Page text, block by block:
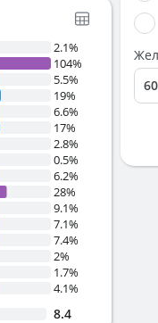
2.1%
104%
5.5%
19%
6.6%
17%
2.8%
0.5%
6.2%
28%
9.1%
7.1%
7.4%
2%
1.7%
4.1%
8.4